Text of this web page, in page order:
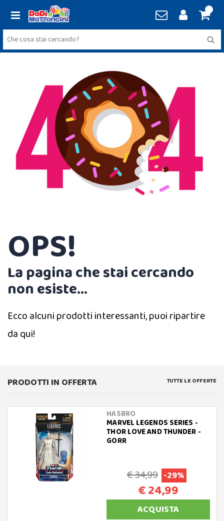
OPS!
La pagina che stai cercando
non esiste...
Ecco alcuni prodotti interessanti, puoi ripartire
da qui!
PRODOTTI IN OFFERTA TUTTE LE OFFERTE
HASBRO
MARVEL LEGENDS SERIES -
THOR LOVE AND THUNDER -
GORR
€ 34,99 -29%
€ 24,99
ACQUISTA